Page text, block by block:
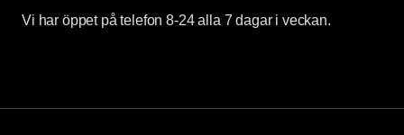
Vi har öppet på telefon 8-24 alla 7 dagar i veckan.